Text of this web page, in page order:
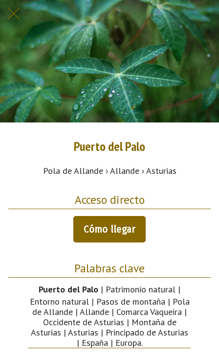
Puerto del Palo
Pola de Allande › Allande › Asturias
Acceso directo
Cómo llegar
Palabras clave
Puerto del Palo | Patrimonio natural |
Entorno natural | Pasos de montaña | Pola
de Allande | Allande | Comarca Vaqueira |
Occidente de Asturias | Montaña de
Asturias | Asturias | Principado de Asturias
| España | Europa.